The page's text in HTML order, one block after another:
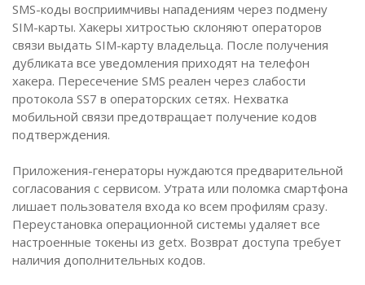
SMS-коды восприимчивы нападениям через подмену
SIM-карты. Хакеры хитростью склоняют операторов
связи выдать SIM-карту владельца. После получения
дубликата все уведомления приходят на телефон
хакера. Пересечение SMS реален через слабости
протокола SS7 в операторских сетях. Нехватка
мобильной связи предотвращает получение кодов
подтверждения.
Приложения-генераторы нуждаются предварительной
согласования с сервисом. Утрата или поломка смартфона
лишает пользователя входа ко всем профилям сразу.
Переустановка операционной системы удаляет все
настроенные токены из getx. Возврат доступа требует
наличия дополнительных кодов.